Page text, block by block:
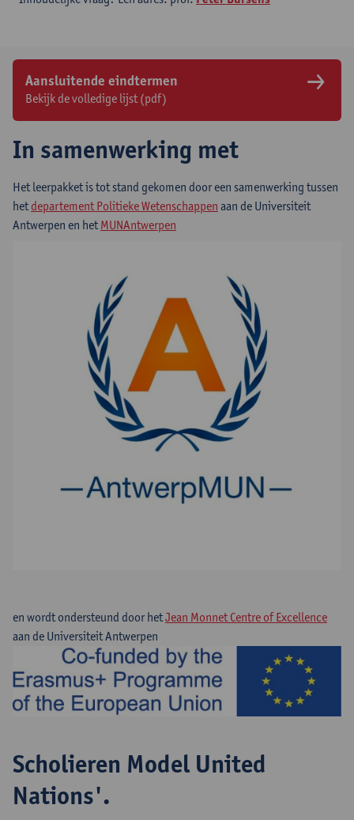
Aansluitende eindtermen
Bekijk de volledige lijst (pdf)
In samenwerking met
Het leerpakket is tot stand gekomen door een samenwerking tussen
hetdepartement Politieke Wetenschappen aan de Universiteit
Antwerpen en hetMUNAntwerpen
en wordt ondersteund door hetJean Monnet Centre of Excellence
aan de Universiteit Antwerpen
Scholieren Model United
Nations'.